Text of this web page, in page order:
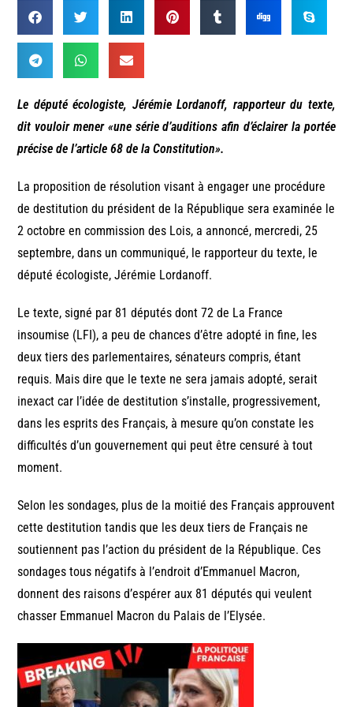
Le député écologiste, Jérémie Lordanoff, rapporteur du texte,
dit vouloir mener «une série d’auditions afin d’éclairer la portée
précise de l’article 68 de la Constitution».
La proposition de résolution visant à engager une procédure
de destitution du président de la République sera examinée le
2 octobre en commission des Lois, a annoncé, mercredi, 25
septembre, dans un communiqué, le rapporteur du texte, le
député écologiste, Jérémie Lordanoff.
Le texte, signé par 81 députés dont 72 de La France
insoumise (LFI), a peu de chances d’être adopté in fine, les
deux tiers des parlementaires, sénateurs compris, étant
requis. Mais dire que le texte ne sera jamais adopté, serait
inexact car l’idée de destitution s’installe, progressivement,
dans les esprits des Français, à mesure qu’on constate les
difficultés d’un gouvernement qui peut être censuré à tout
moment.
Selon les sondages, plus de la moitié des Français approuvent
cette destitution tandis que les deux tiers de Français ne
soutiennent pas l’action du président de la République. Ces
sondages tous négatifs à l’endroit d’Emmanuel Macron,
donnent des raisons d’espérer aux 81 députés qui veulent
chasser Emmanuel Macron du Palais de l’Elysée.